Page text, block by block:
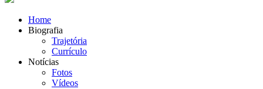
Home
Biografia
Trajetória
Currículo
Notícias
Fotos
Vídeos